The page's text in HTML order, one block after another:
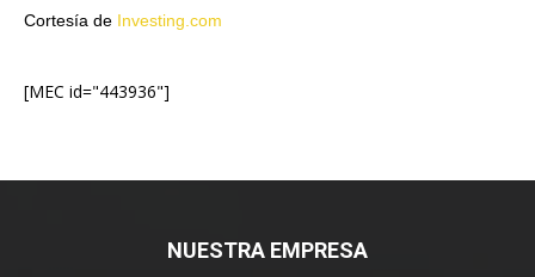
Cortesía de Investing.com
[MEC id="443936"]
NUESTRA EMPRESA